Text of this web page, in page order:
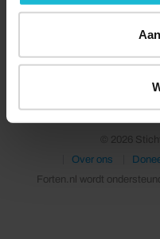
© 2026
Over ons
Forten.nl wordt